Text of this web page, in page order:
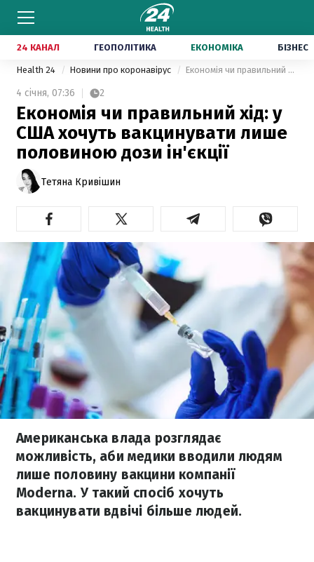
24 КАНАЛ ГЕОПОЛІТИКА ЕКОНОМІКА БІЗНЕС
Health 24 Новини про коронавірус Економія чи правильний хід: у США хочуть вакцинувати лише половиною дози ін'єкції
4 січня, 07:36 2
Економія чи правильний хід: у
США хочуть вакцинувати лише
половиною дози ін'єкції
Тетяна Кривішин
Американська влада розглядає
можливість, аби медики вводили людям
лише половину вакцини компанії
Moderna. У такий спосіб хочуть
вакцинувати вдвічі більше людей.